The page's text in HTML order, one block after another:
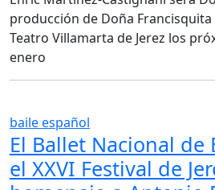
producción de Doña
Teatro Villamarta de Jerez los
enero
baile español
El Ballet Nacional de
el XXVI Festival de